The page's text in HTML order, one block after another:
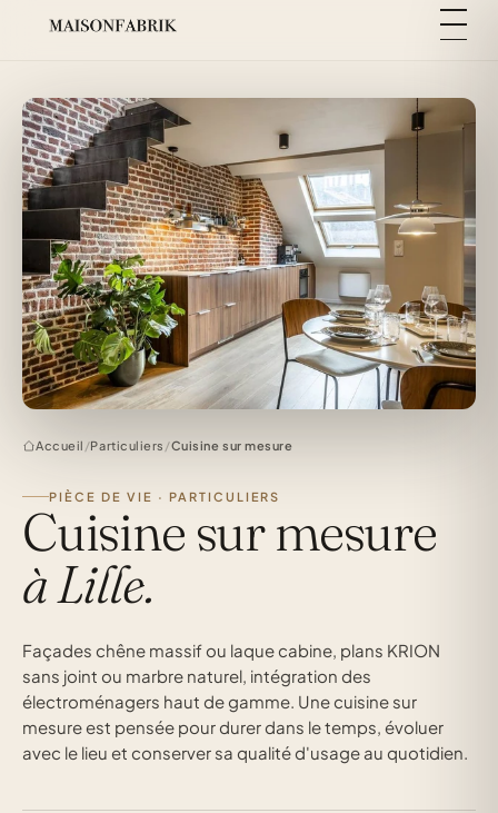
Accueil /Particuliers /Cuisine sur mesure
PIÈCE DE VIE · PARTICULIERS
Cuisine sur mesure
à Lille.
Façades chêne massif ou laque cabine, plans KRION
sans joint ou marbre naturel, intégration des
électroménagers haut de gamme. Une cuisine sur
mesure est pensée pour durer dans le temps, évoluer
avec le lieu et conserver sa qualité d'usage au quotidien.